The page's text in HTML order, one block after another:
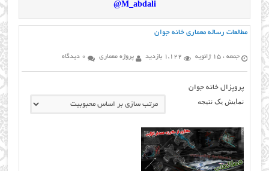
M_abdali@
مطالعات رساله معماری خانه جوان
جمعه ، 15 ژانویه 1,122 بازدید پروژه معماری 0 دیدگاه
پروپزال خانه جوان
نمایش یک نتیجه